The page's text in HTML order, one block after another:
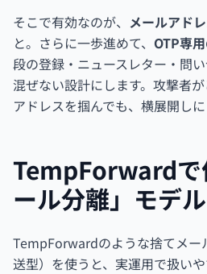
そこで有効なのが、 メールアド
と。さらに一歩進めて、 OTP専
段の登録・ニュースレター・問
混ぜない設計にします。攻撃者
アドレスを掴んでも、横展開しに
TempForwardで
ール分離」モデル
TempForwardのような捨てメー
送型）を使うと、実運用で扱い